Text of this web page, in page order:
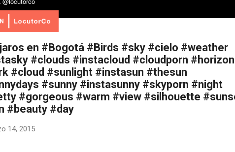
en #Bogotá #Birds #sky #cielo #weather
#clouds #instacloud #cloudporn #horizon
#cloud #sunlight #instasun #thesun
#sunny #instasunny #skyporn #night
#gorgeous #warm #view #silhouette
#beauty #day
14, 2015